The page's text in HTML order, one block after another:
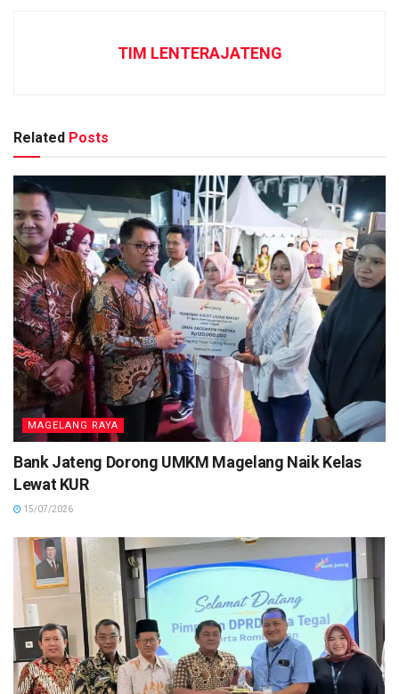
TIM LENTERAJATENG
Related Posts
MAGELANG RAYA
Bank Jateng Dorong UMKM Magelang Naik Kelas
Lewat KUR
15/07/2026